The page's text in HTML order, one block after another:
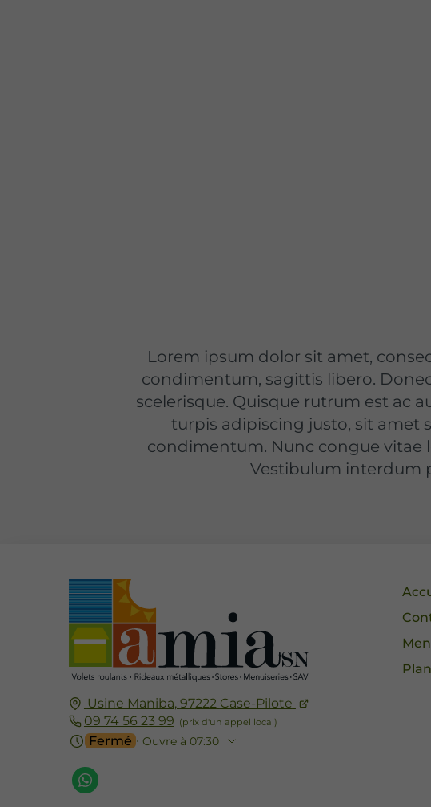
Lorem ipsum dolor sit amet,
condimentum, sagittis libero.
scelerisque. Quisque rutrum est ac
turpis adipiscing justo, sit amet
condimentum. Nunc congue vitae
Vestibulum interdum
Usine Maniba, 97222 Case-Pilote
09 74 56 23 99
Fermé ⋅ Ouvre à 07:30